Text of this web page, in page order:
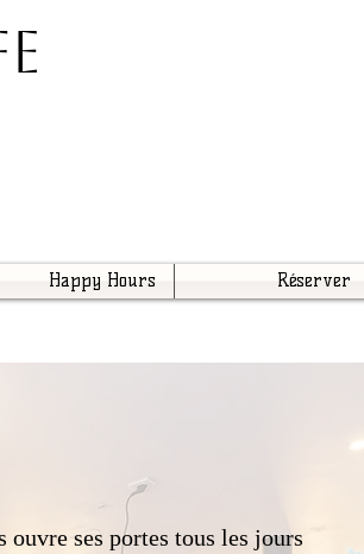
ses portes tous les jours
Happy Hours Réserver